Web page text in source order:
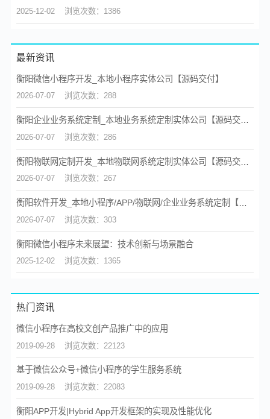
2025-12-02 浏览次数：1386
最新资讯
衡阳微信小程序开发_本地小程序实体公司【源码交付】
2026-07-07 浏览次数：288
衡阳企业业务系统定制_本地业务系统定制实体公司【源码交付】
2026-07-07 浏览次数：286
衡阳物联网定制开发_本地物联网系统定制实体公司【源码交付】
2026-07-07 浏览次数：267
衡阳软件开发_本地小程序/APP/物联网/企业业务系统定制【源码交付】
2026-07-07 浏览次数：303
衡阳微信小程序未来展望：技术创新与场景融合
2025-12-02 浏览次数：1365
热门资讯
微信小程序在高校文创产品推广中的应用
2019-09-28 浏览次数：22123
基于微信公众号+微信小程序的学生服务系统
2019-09-28 浏览次数：22083
衡阳APP开发|Hybrid App开发框架的实现及性能优化